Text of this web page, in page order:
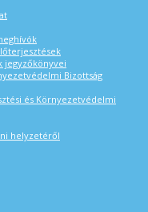
jegyzőkönyvei
Bizottság
és Környezetvédelmi
helyzetéről